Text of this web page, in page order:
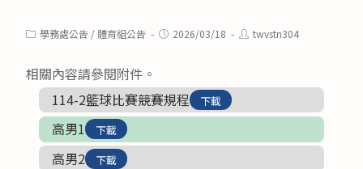
Post學務處公告 /體育組公告
Post2026/03/18
Posttwvstn304
相關內容請參閱附件。
114-2籃球比賽競賽規程
下載
高男1 下載
高男2 下載